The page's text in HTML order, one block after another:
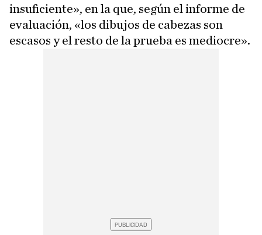
insuficiente», en la que, según el informe de
evaluación, «los dibujos de cabezas son
escasos y el resto de la prueba es mediocre».